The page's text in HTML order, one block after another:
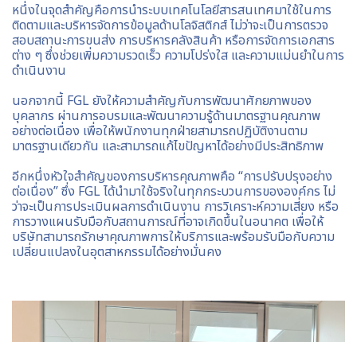
หนึ่งในจุดสำคัญคือการนำระบบเทคโนโลยีสารสนเทศมาใช้ในการ
ติดตามและบริหารจัดการข้อมูลด้านโลจิสติกส์ ไม่ว่าจะเป็นการตรวจ
สอบสถานะการขนส่ง การบริหารคลังสินค้า หรือการจัดการเอกสาร
ต่าง ๆ ซึ่งช่วยเพิ่มความรวดเร็ว ความโปร่งใส และความแม่นยำในการ
ดำเนินงาน
นอกจากนี้ FGL ยังให้ความสำคัญกับการพัฒนาศักยภาพของ
บุคลากร ผ่านการอบรมและพัฒนาความรู้ด้านมาตรฐานคุณภาพ
อย่างต่อเนื่อง เพื่อให้พนักงานทุกฝ่ายสามารถปฏิบัติงานตาม
มาตรฐานเดียวกัน และสามารถแก้ไขปัญหาได้อย่างมีประสิทธิภาพ
อีกหนึ่งหัวใจสำคัญของการบริหารคุณภาพคือ “การปรับปรุงอย่าง
ต่อเนื่อง” ซึ่ง FGL ได้นำมาใช้จริงในทุกกระบวนการขององค์กร ไม่
ว่าจะเป็นการประเมินผลการดำเนินงาน การวิเคราะห์ความเสี่ยง หรือ
การวางแผนรับมือกับสถานการณ์ที่อาจเกิดขึ้นในอนาคต เพื่อให้
บริษัทสามารถรักษาคุณภาพการให้บริการและพร้อมรับมือกับความ
เปลี่ยนแปลงในอุตสาหกรรมได้อย่างมั่นคง